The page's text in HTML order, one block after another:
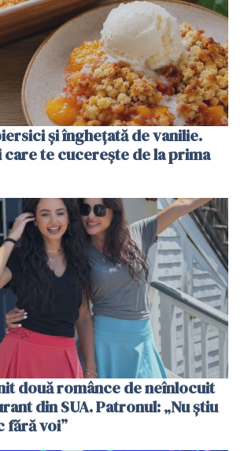
și înghețată de vanilie.
te cucerește de la prima
două românce de neînlocuit
din SUA. Patronul: „Nu știu
fără voi”